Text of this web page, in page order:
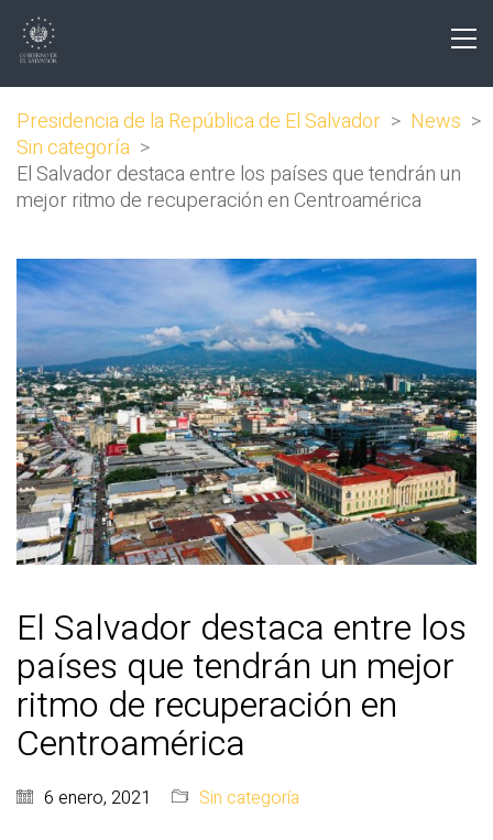
Presidencia de la República de El Salvador > News >
Sin categoría >
El Salvador destaca entre los países que tendrán un
mejor ritmo de recuperación en Centroamérica
El Salvador destaca entre los
países que tendrán un mejor
ritmo de recuperación en
Centroamérica
6 enero, 2021 Sin categoría